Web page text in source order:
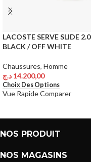
LACOSTE SERVE SLIDE 2.0
BLACK / OFF WHITE
Chaussures, Homme
14.200,00 د.ج
Choix Des Options
Vue RapideComparer
NOS PRODUIT
NOS MAGASINS